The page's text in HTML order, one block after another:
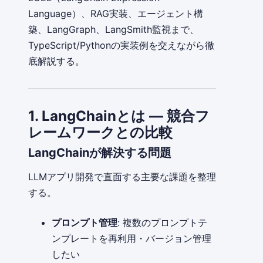
Language）、RAG実装、エージェント構
築、LangGraph、LangSmith監視まで、
TypeScript/Pythonの実装例を交えながら徹
底解説する。
1. LangChainとは — 競合フ
レームワークとの比較
LangChainが解決する問題
LLMアプリ開発で直面する主要な課題を整理
する。
プロンプト管理: 複数のプロンプトテ
ンプレートを再利用・バージョン管理
したい